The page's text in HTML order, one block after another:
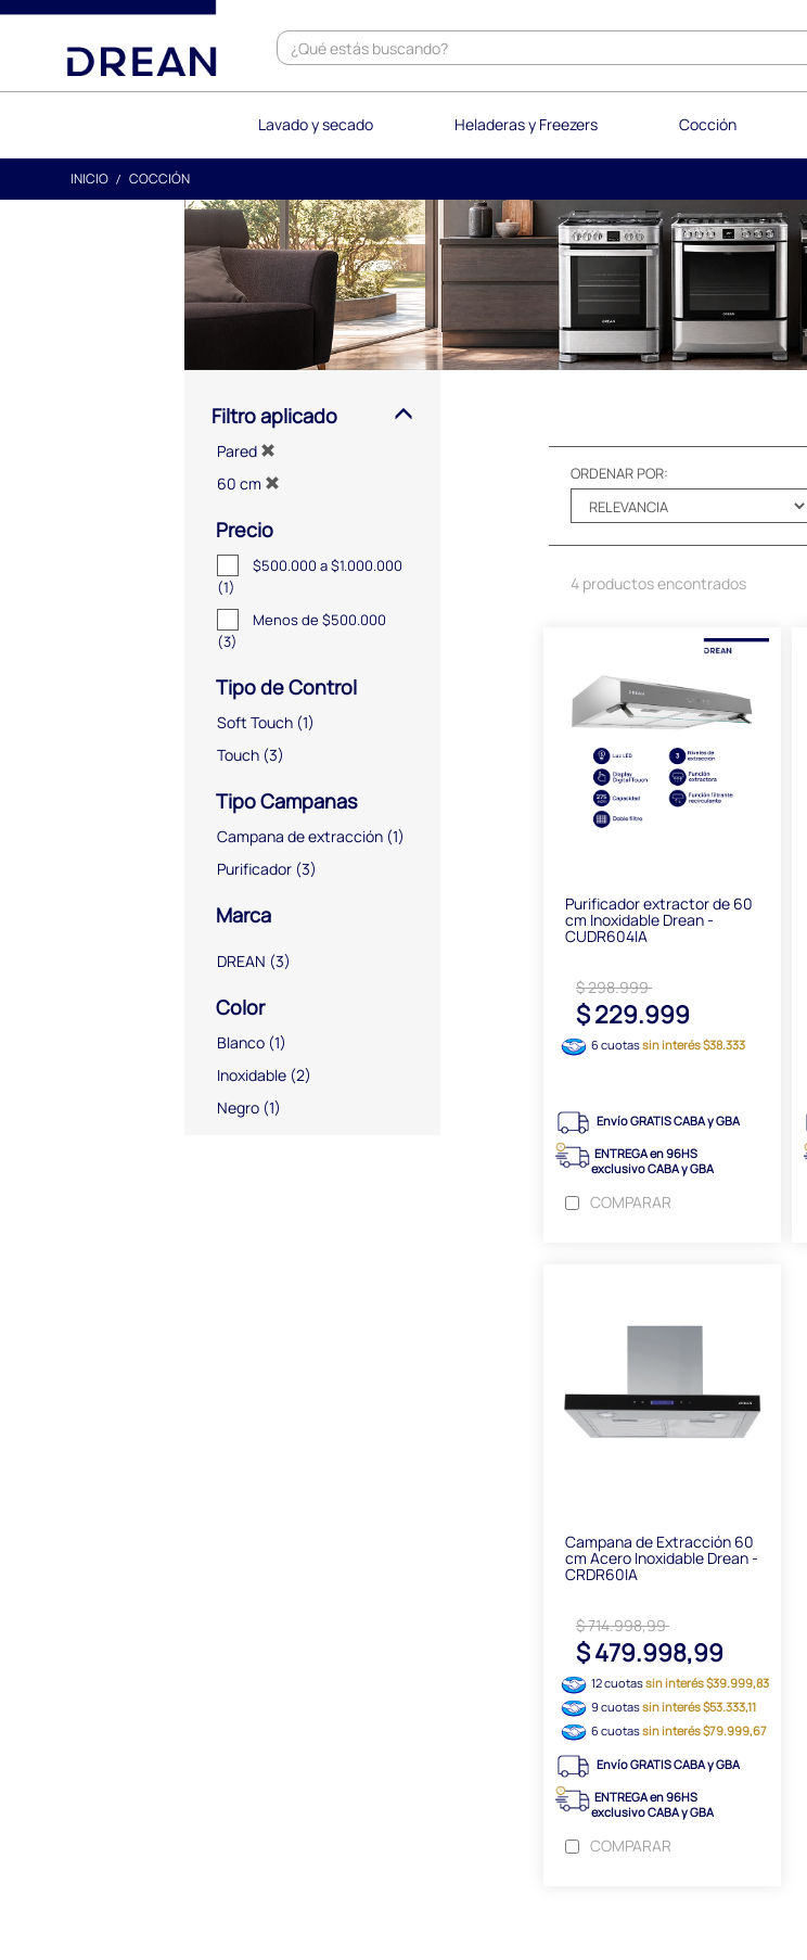
text.skipToContent
text.skipToNavigation
Lavado y secado Heladeras y Freezers Cocción
INICIO COCCIÓN
Filtro aplicado
Pared
60 cm
Precio
$500.000 a $1.000.000
(1)
Menos de $500.000
(3)
Tipo de Control
Soft Touch (1)
Touch (3)
Tipo Campanas
Campana de extracción (1)
Purificador (3)
Marca
DREAN (3)
Color
Blanco (1)
Inoxidable (2)
Negro (1)
ORDENAR POR:
4 productos encontrados
Purificador extractor de 60
cm Inoxidable Drean -
CUDR604IA
$ 298.999
$ 229.999
6 cuotassin interés $38.333
Envío GRATIS CABA y GBA
ENTREGA en 96HS
exclusivo CABA y GBA
COMPARAR
Campana de Extracción 60
cm Acero Inoxidable Drean -
CRDR60IA
$ 714.998,99
$ 479.998,99
12 cuotassin interés $39.999,83
9 cuotassin interés $53.333,11
6 cuotassin interés $79.999,67
Envío GRATIS CABA y GBA
ENTREGA en 96HS
exclusivo CABA y GBA
COMPARAR